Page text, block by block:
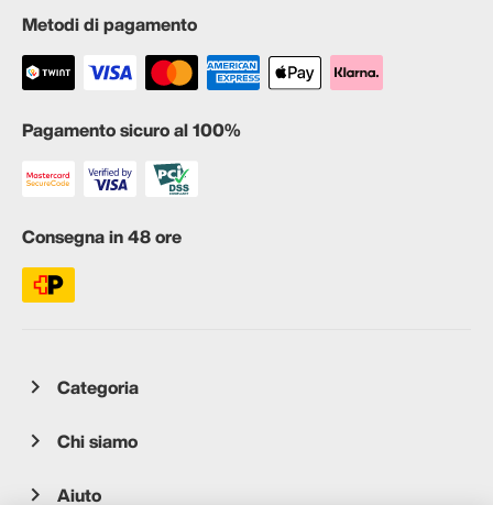
Metodi di pagamento
Pagamento sicuro al 100%
Consegna in 48 ore
Categoria
Chi siamo
Aiuto